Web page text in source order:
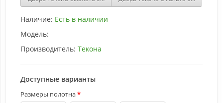
Наличие: Есть в наличии
Модель:
Производитель: Текона
Доступные варианты
Размеры полотна